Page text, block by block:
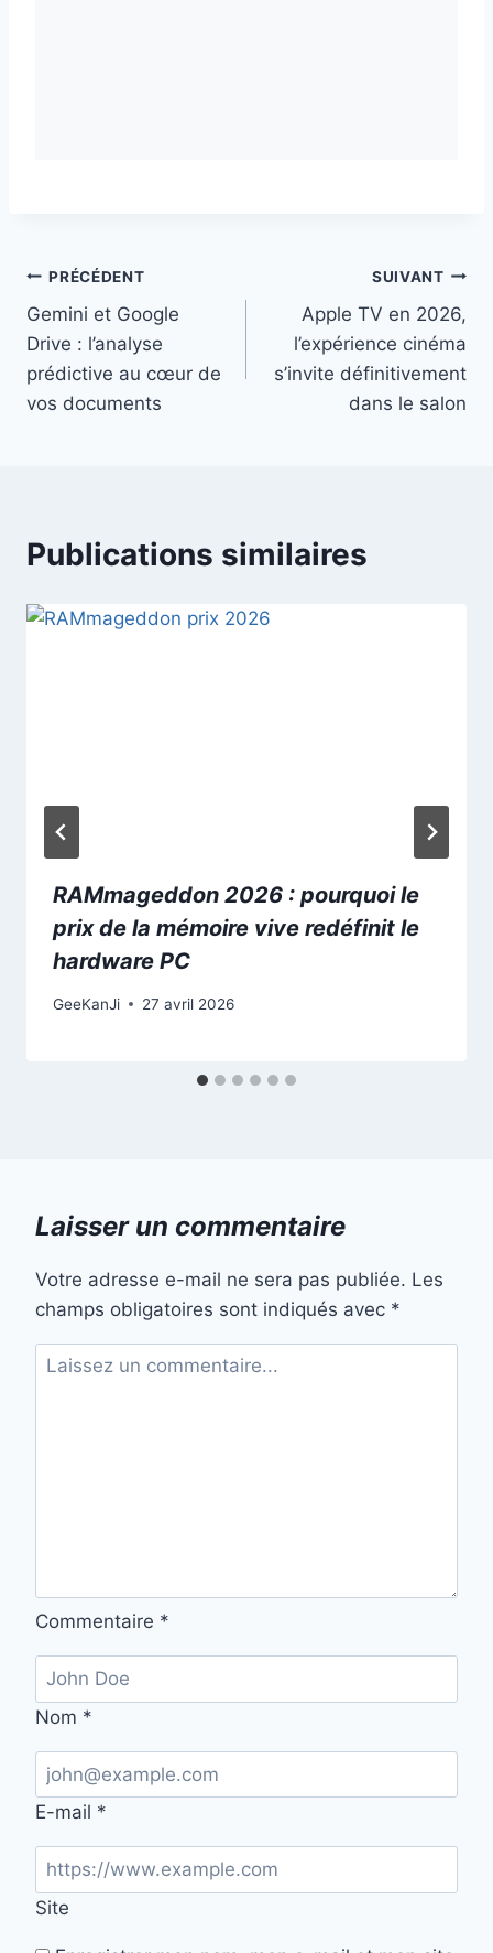
Navigation
de
l’article
PRÉCÉDENT
Gemini et Google
Drive : l’analyse
prédictive au cœur de
vos documents
SUIVANT
Apple TV en 2026,
l’expérience cinéma
s’invite définitivement
dans le salon
Publications similaires
RAMmageddon 2026 : pourquoi le
prix de la mémoire vive redéfinit le
hardware PC
GeeKanJi 27 avril 2026
Laisser un commentaire
Votre adresse e-mail ne sera pas publiée. Les
champs obligatoires sont indiqués avec *
Commentaire *
Nom *
E-mail *
Site